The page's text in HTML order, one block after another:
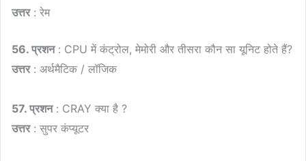
उत्तर: रेम
56. प्रशन: CPU में कंट्रोल, मेमोरी और तीसरा कौन सा यूनिट होते हैं?
उत्तर: अर्थमैटिक / लॉजिक
57. प्रशन: CRAY क्या है ?
उत्तर: सुपर कंप्यूटर